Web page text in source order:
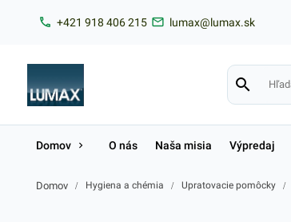
+421 918 406 215 lumax@lumax.sk
Domov O nás Naša misia Výpredaj
Domov / Hygiena a chémia / Upratovacie pomôcky /